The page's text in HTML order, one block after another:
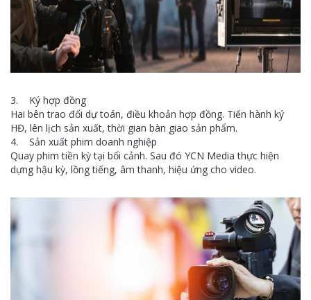
3. Ký hợp đồng
Hai bên trao đổi dự toán, điều khoản hợp đồng. Tiến hành ký
HĐ, lên lịch sản xuất, thời gian bàn giao sản phẩm.
4. Sản xuất phim doanh nghiệp
Quay phim tiền kỳ tại bổi cảnh. Sau đó YCN Media thực hiện
dựng hậu kỳ, lồng tiếng, âm thanh, hiệu ứng cho video.